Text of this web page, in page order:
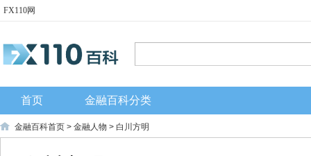
FX110网
首页 金融百科分类
金融百科首页 > 金融人物 > 白川方明